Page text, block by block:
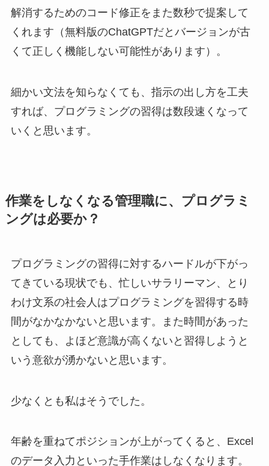
解消するためのコード修正をまた数秒で提案して
くれます（無料版のChatGPTだとバージョンが古
くて正しく機能しない可能性があります）。
細かい文法を知らなくても、指示の出し方を工夫
すれば、プログラミングの習得は数段速くなって
いくと思います。
作業をしなくなる管理職に、プログラミ
ングは必要か？
プログラミングの習得に対するハードルが下がっ
てきている現状でも、忙しいサラリーマン、とり
わけ文系の社会人はプログラミングを習得する時
間がなかなかないと思います。また時間があった
としても、よほど意識が高くないと習得しようと
いう意欲が湧かないと思います。
少なくとも私はそうでした。
年齢を重ねてポジションが上がってくると、Excel
のデータ入力といった手作業はしなくなります。